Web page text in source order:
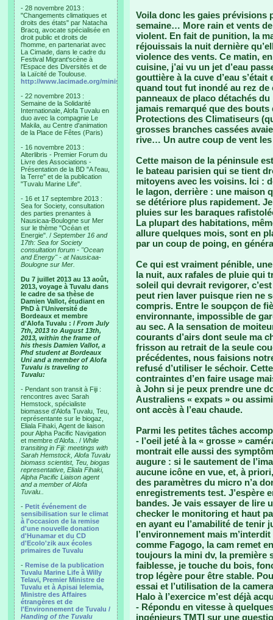
- 28 novembre 2013 :
"Changements climatiques et
droits des états" par Natacha
Bracq, avocate spécialisée en
droit public et droits de
l'homme, en partenariat avec
La Cimade, dans le cadre du
Festival Migrant'scène à
l'Espace des Diversités et de
la Laïcité de Toulouse.
http://www.lacimade.org/minisites/migrantscene
- 22 novembre 2013 :
Semaine de la Solidarité
Internationale, Alofa Tuvalu en
duo avec la compagnie Le
Makila, au Centre d'animation
de la Place de Fêtes (Paris)
- 16 novembre 2013 :
Alterlibris - Premier Forum du
Livre des Associations -
Présentation de la BD "A l'eau,
la Terre" et de la publication
"Tuvalu Marine Life".
- 16 et 17 septembre 2013 :
Sea for Society, consultation
des parties prenantes à
Nausicaa-Boulogne sur Mer
sur le thème "Océan et
Energie". / September 16 and
17th: Sea for Society
consultation forum - "Ocean
and Energy" - at Nausicaa-
Boulogne sur Mer.
Du 7 juillet 2013 au 13 août,
2013, voyage à Tuvalu dans
le cadre de sa thèse de
Damien Vallot, étudiant en
PhD à l'Université de
Bordeaux et membre
d'Alofa Tuvalu : / From July
7th, 2013 to August 13th,
2013, within the frame of
his thesis Damien Vallot, a
Phd student at Bordeaux
Uni and a member of Alofa
Tuvalu is traveling to
Tuvalu:
- Pendant son transit à Fiji :
rencontres avec Sarah
Hemstock, spécialiste
biomasse d’Alofa Tuvalu, Teu,
représentante sur le biogaz,
Eliala Fihaki, Agent de liaison
pour Alpha Pacific Navigation
et membre d’Alofa.. / While
transiting in Fiji: meetings with
Sarah Hemstock, Alofa Tuvalu
biomass scientist, Teu, biogas
representative, Eliala Fihaki,
Alpha Pacific Liaison agent
and a member of Alofa
Tuvalu..
- Petit événement de
sensibilisation sur le climat
à l'occasion de la remise
d'une nouvelle donation
d'Hunamar et du CD
d'Ecolo'zik aux écoles
primaires de Tuvalu
- Remise de la publication
Tuvalu Marine Life à Willy
Telavi, Premier Ministre de
Tuvalu et à Apisai Ielemia,
Ministre des Affaires
étrangères et de
l'Environnement de Tuvalu /
Handing of the Tuvalu
Voila donc les gaies prévisions
semaine… More rain et vents
violent. En fait de punition, la
réjouissais la nuit dernière
violence des vents. Ce matin,
cuisine, j’ai vu un jet d’eau
gouttière à la cuve d’eau
quand tout fut inondé au rez
panneaux de placo détachés
jamais remarqué que des
Protections des Climatiseurs
grosses branches cassées
rive… Un autre coup de vent
Cette maison de la péninsule
le bateau parisien qui se tient
mitoyens avec les voisins. Ici :
le lagon, derrière : une maison
se détériore plus rapidement.
pluies sur les baraques
La plupart des habitations,
allure quelques mois, sont en
par un coup de poing, en
Ce qui est vraiment pénible,
la nuit, aux rafales de pluie qui
soleil qui devrait revigorer,
peut rien laver puisque rien ne
compris. Entre le soupçon de
environnante, impossible de
au sec. A la sensation de
courants d’airs dont seule ma
frisson au retrait de la seule
précédentes, nous faisions
refusé d’utiliser le séchoir.
contraintes d’en faire usage
à John si je peux prendre une
Australiens « expats » ou
ont accès à l’eau chaude.
Parmi les petites tâches
- l’oeil jeté à la « grosse »
montrait elle aussi des
augure : si le sautement de
aucune icône en vue, et, à
des paramètres du micro n’a
enregistrements test. J’espère
bandes. Je vais essayer de lire
checker le monitoring et haut
en ayant eu l’amabilité de tenir
l’environnement mais
comme Fagogo, la cam remet
toujours la mini dv, la première
faiblesse, je touche du bois,
trop légère pour être stable.
essai et l’utilisation de la
Halo à l’exercice m’est déjà
- Répondu en vitesse à
ingénieurs TMTI sur une